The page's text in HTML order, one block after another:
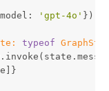
'gpt-4o'
typeof